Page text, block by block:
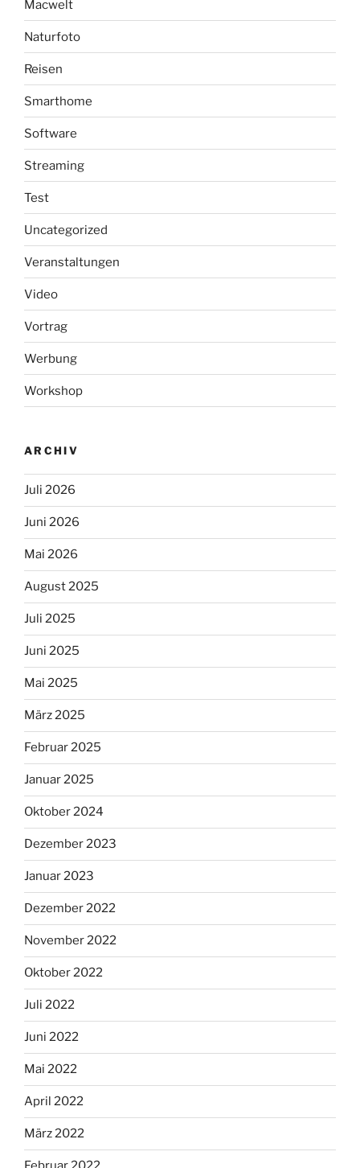
Macwelt
Naturfoto
Reisen
Smarthome
Software
Streaming
Test
Uncategorized
Veranstaltungen
Video
Vortrag
Werbung
Workshop
ARCHIV
Juli 2026
Juni 2026
Mai 2026
August 2025
Juli 2025
Juni 2025
Mai 2025
März 2025
Februar 2025
Januar 2025
Oktober 2024
Dezember 2023
Januar 2023
Dezember 2022
November 2022
Oktober 2022
Juli 2022
Juni 2022
Mai 2022
April 2022
März 2022